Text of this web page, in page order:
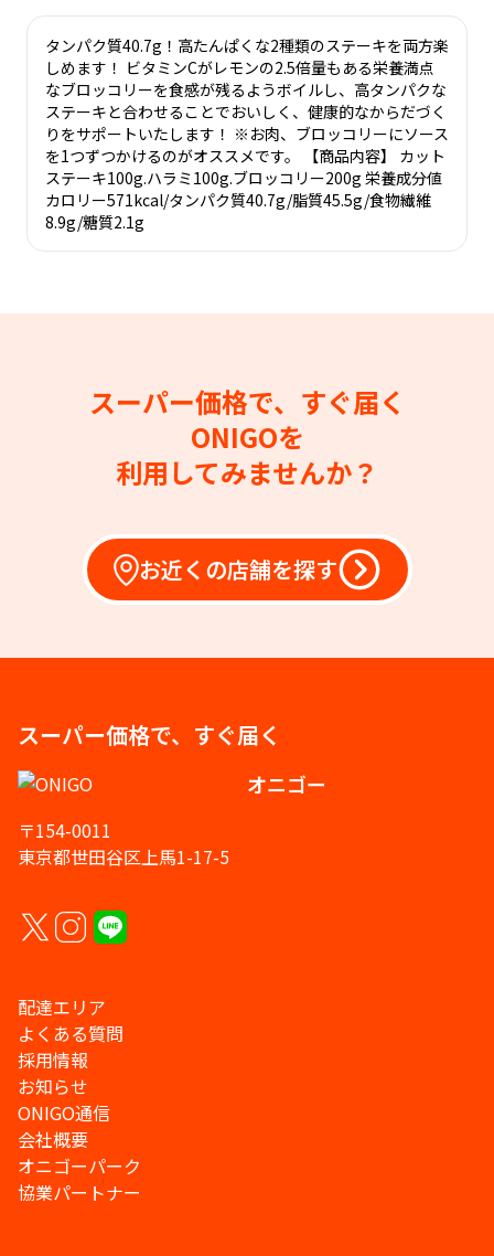
タンパク質40.7g！高たんぱくな2種類のステーキを両方楽
しめます！ ビタミンCがレモンの2.5倍量もある栄養満点
なブロッコリーを食感が残るようボイルし、高タンパクな
ステーキと合わせることでおいしく、健康的なからだづく
りをサポートいたします！ ※お肉、ブロッコリーにソース
を1つずつかけるのがオススメです。 【商品内容】 カット
ステーキ100g.ハラミ100g.ブロッコリー200g 栄養成分値
カロリー571kcal/タンパク質40.7g/脂質45.5g/食物繊維
8.9g/糖質2.1g
スーパー価格で、すぐ届く
ONIGOを
利用してみませんか？
お近くの店舗を探す
スーパー価格で、すぐ届く
オニゴー
〒154-0011
東京都世田谷区上馬1-17-5
配達エリア
よくある質問
採用情報
お知らせ
ONIGO通信
会社概要
オニゴーパーク
協業パートナー